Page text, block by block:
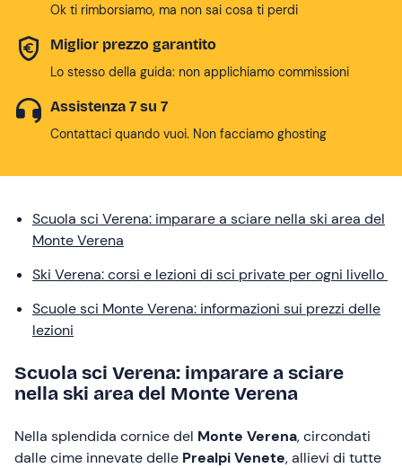
Ok ti rimborsiamo, ma non sai cosa ti perdi
Miglior prezzo garantito
Lo stesso della guida: non applichiamo commissioni
Assistenza 7 su 7
Contattaci quando vuoi. Non facciamo ghosting
Scuola sci Verena: imparare a sciare nella ski area del
Monte Verena
Ski Verena: corsi e lezioni di sci private per ogni livello
Scuole sci Monte Verena: informazioni sui prezzi delle
lezioni
Scuola sci Verena: imparare a sciare
nella ski area del Monte Verena
Nella splendida cornice del Monte Verena, circondati
dalle cime innevate delle Prealpi Venete, allievi di tutte